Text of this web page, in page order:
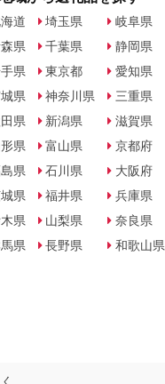
道
県
県
県
県
県
県
県
県
県
埼玉県
千葉県
東京都
神奈川県
新潟県
富山県
石川県
福井県
山梨県
長野県
岐阜県
静岡県
愛知県
三重県
滋賀県
京都府
大阪府
兵庫県
奈良県
和歌山県